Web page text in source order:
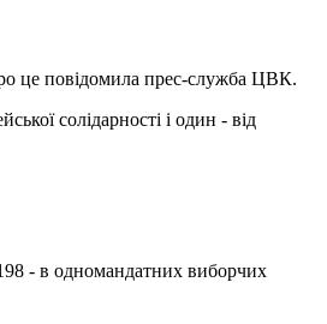
це повідомила прес-служба ЦВК.
солідарності і один - від
- в одномандатних виборчих